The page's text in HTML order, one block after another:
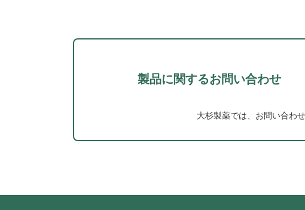
製品に関するお問い合わせ
大杉製薬では、お問い合わ